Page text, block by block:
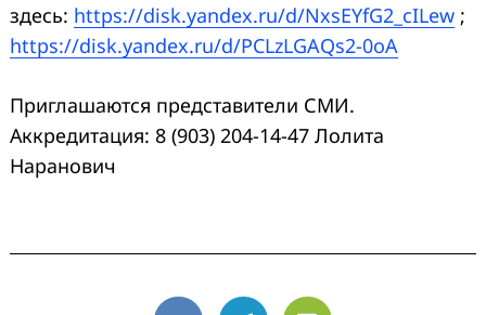
здесь: https://disk.yandex.ru/d/NxsEYfG2_cILew ;
https://disk.yandex.ru/d/PCLzLGAQs2-0oA
Приглашаются представители СМИ.
Аккредитация: 8 (903) 204-14-47 Лолита
Наранович